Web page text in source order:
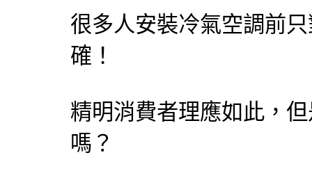
很多人安裝冷氣空調前
確！
精明消費者理應如此，
嗎？